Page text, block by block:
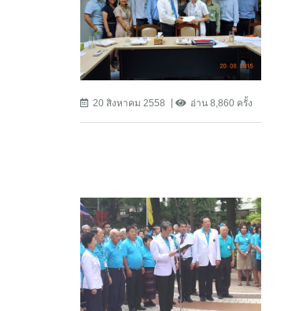
20 สิงหาคม 2558 อ่าน 8,860 ครั้ง